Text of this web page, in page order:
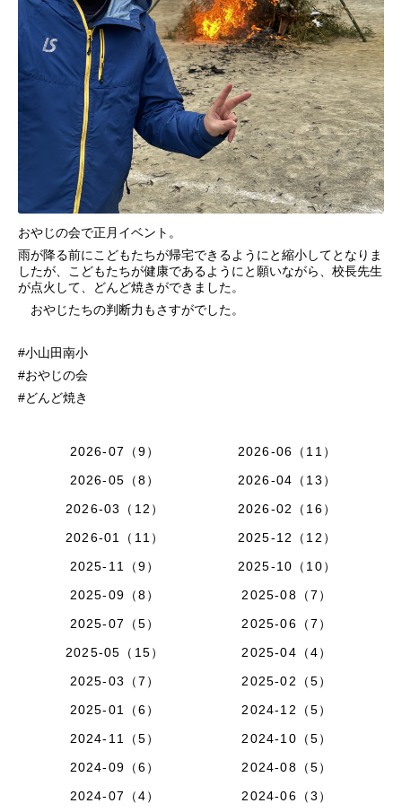
おやじの会で正月イベント。
雨が降る前にこどもたちが帰宅できるようにと縮小してとなりま
したが、こどもたちが健康であるようにと願いながら、校長先生
が点火して、どんど焼きができました。
おやじたちの判断力もさすがでした。
#小山田南小
#おやじの会
#どんど焼き
2026-07（9）
2026-06（11）
2026-05（8）
2026-04（13）
2026-03（12）
2026-02（16）
2026-01（11）
2025-12（12）
2025-11（9）
2025-10（10）
2025-09（8）
2025-08（7）
2025-07（5）
2025-06（7）
2025-05（15）
2025-04（4）
2025-03（7）
2025-02（5）
2025-01（6）
2024-12（5）
2024-11（5）
2024-10（5）
2024-09（6）
2024-08（5）
2024-07（4）
2024-06（3）